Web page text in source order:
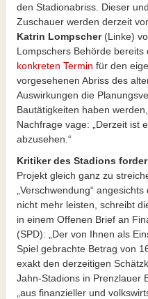
den Stadionabriss. Dieser
Zuschauer werden derzeit
Katrin Lompscher(Linke)
Lompschers Behörde bereits
konkreten Termin für den
vorgesehenen Abriss des
Auswirkungen die
Bautätigkeiten haben
Nachfrage vage: „Derzeit ist
abzusehen.“
Kritiker des Stadions
Projekt gleich ganz zu
„Verschwendung“
nicht mehr leisten, schreibt
in einem Offenen Brief an
(SPD): „Der von Ihnen als
Spiel gebrachte Betrag von
exakt den derzeitigen
Jahn-Stadions in Prenzlauer
„aus finanzieller und